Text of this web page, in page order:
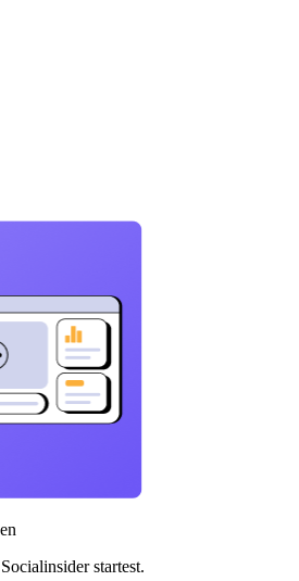
startest.